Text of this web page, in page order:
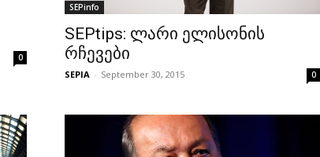
0
SEPinfo
SEPtips: ლარი ელისონის
რჩევები
SEPIA - September 30, 2015 0